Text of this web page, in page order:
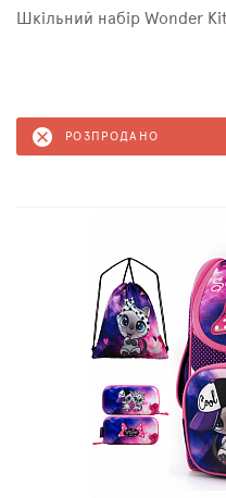
Шкільний набір Wonder
РОЗПРОДАНО